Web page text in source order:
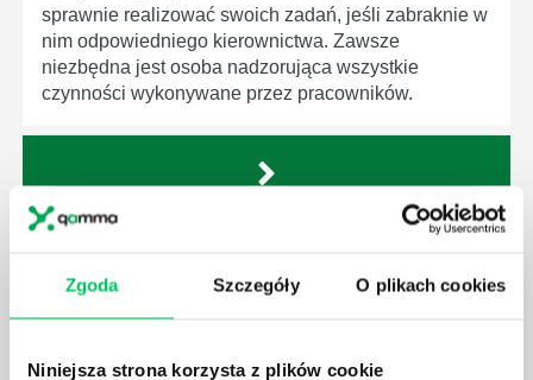
Zgoda Szczegóły O plikach cookies
Niniejsza strona korzysta z plików cookie
sprawnie realizować swoich zadań, jeśli zabraknie w
nim odpowiedniego kierownictwa. Zawsze
niezbędna jest osoba nadzorująca wszystkie
czynności wykonywane przez pracowników.
KOMPETENCJE MENEDŻERSKIE?
Menedżer to niezwykle ważne stanowisko w każdej
za realizację działań podległych mu osób oraz